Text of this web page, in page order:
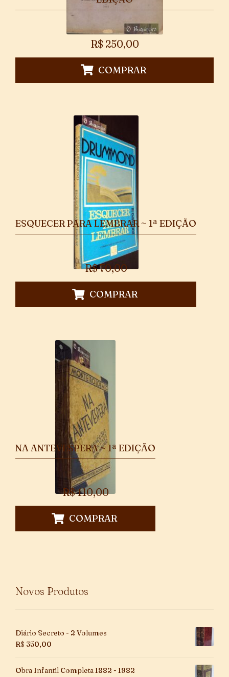
R$ 250,00
COMPRAR
ESQUECER PARA LEMBRAR ~ 1ª EDIÇÃO
R$70,00
COMPRAR
NA ANTEVESPERA ~ 1ª EDIÇÃO
R$110,00
COMPRAR
Novos Produtos
Diário Secreto - 2 Volumes
R$ 350,00
Obra Infantil Completa 1882 - 1982